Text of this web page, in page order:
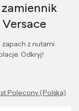
z nutami
Odkryj!
Polecony (Polska)